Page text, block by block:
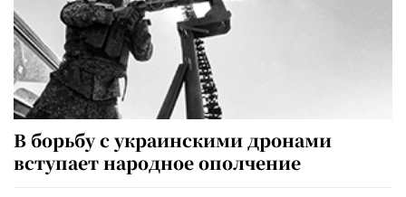
В борьбу с украинскими дронами
вступает народное ополчение